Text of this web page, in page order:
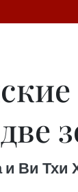
Ви Тхи